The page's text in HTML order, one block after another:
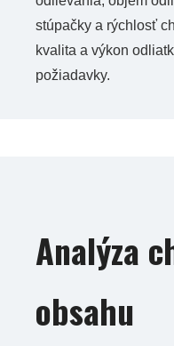
stúpačky a rýchlosť
kvalita a výkon
požiadavky.
Analýza
obsahu